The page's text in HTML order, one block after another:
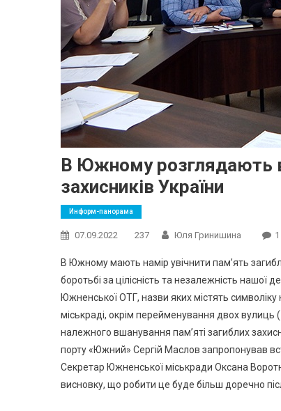
В Южному розглядають
захисників України
Информ-панорама
07.09.2022 237 Юля Гринишина
В Южному мають намір увічнити пам’ять
боротьбі за цілісність та незалежність нашої
Южненської ОТГ, назви яких містять
міськраді, окрім перейменування двох вулиць
належного вшанування пам’яті загиблих
порту «Южний» Сергій Маслов запропонував
Секретар Южненської міськради Оксана
висновку, що робити це буде більш доречно